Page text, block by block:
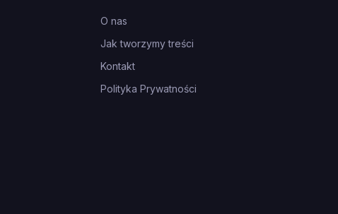
O nas
Jak tworzymy treści
Kontakt
Polityka Prywatności